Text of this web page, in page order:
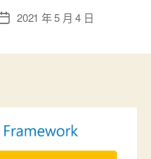
文 2021 年 5 月 4 日